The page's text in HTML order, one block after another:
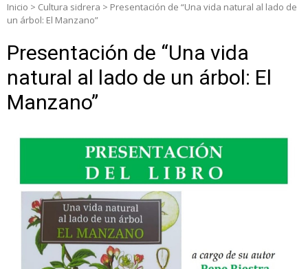
Inicio > Cultura sidrera > Presentación de “Una vida natural al lado de
un árbol: El Manzano”
Presentación de “Una vida
natural al lado de un árbol: El
Manzano”